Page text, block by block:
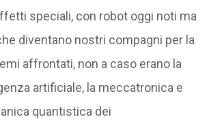
speciali, con robot oggi noti ma
diventano nostri compagni per la
affrontati, non a caso erano la
artificiale, la meccatronica e
quantistica dei